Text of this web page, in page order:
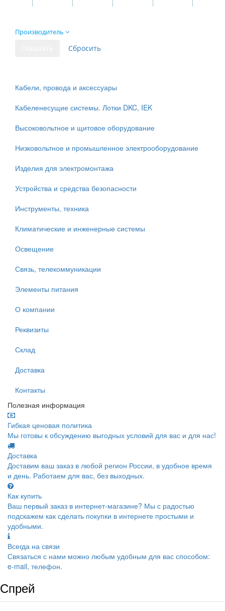
Производитель
Кабели, провода и аксессуары
Кабеленесущие системы. Лотки DKC, IEK
Высоковольтное и щитовое оборудование
Низковольтное и промышленное электрооборудование
Изделия для электромонтажа
Устройства и средства безопасности
Инструменты, техника
Климатические и инженерные системы
Освещение
Связь, телекоммуникации
Элементы питания
О компании
Реквизиты
Склад
Доставка
Контакты
Полезная информация
Гибкая ценовая политика
Мы готовы к обсуждению выгодных условий для вас и для нас!
Доставка
Доставим ваш заказ в любой регион России, в удобное время
и день. Работаем для вас, без выходных.
Как купить
Ваш первый заказ в интернет-магазине? Мы с радостью
подскажем как сделать покупки в интернете простыми и
удобными.
Всегда на связи
Связаться с нами можно любым удобным для вас способом:
e-mail, телефон.
Спрей